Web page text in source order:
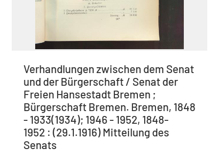
Verhandlungen zwischen dem Senat
und der Bürgerschaft / Senat der
Freien Hansestadt Bremen ;
Bürgerschaft Bremen. Bremen, 1848
- 1933(1934); 1946 - 1952, 1848-
1952 : (29.1.1916) Mitteilung des
Senats